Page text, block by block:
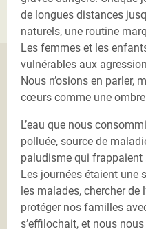
de longues distances
naturels, une routine
Les femmes et les
vulnérables aux
Nous n’osions en parler,
cœurs comme une
L’eau que nous
polluée, source de
paludisme qui frappaient
Les journées étaient une
les malades, chercher de
protéger nos familles
s’effilochait, et nous